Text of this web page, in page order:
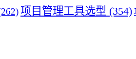
项目管理工具选型 (354)